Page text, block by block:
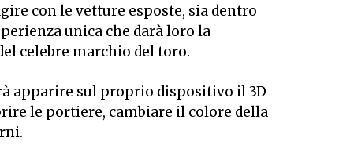
con le vetture esposte, sia dentro
unica che darà loro la
celebre marchio del toro.
apparire sul proprio dispositivo il 3D
le portiere, cambiare il colore della